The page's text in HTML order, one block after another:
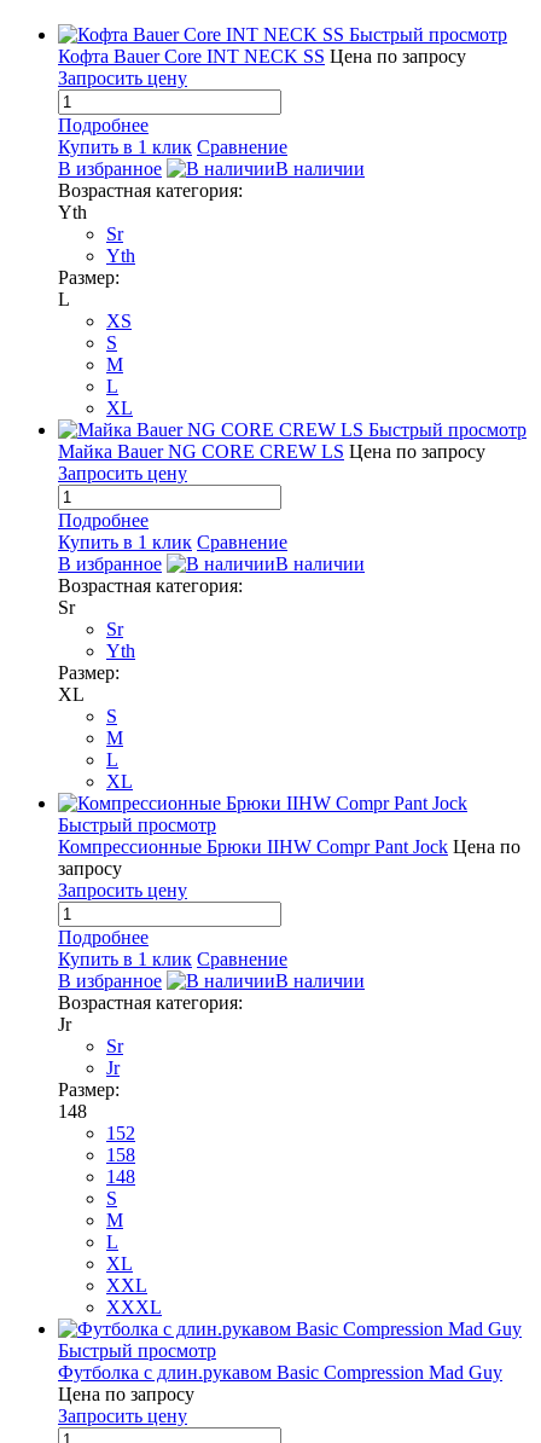
Быстрый просмотр
Кофта Bauer Core INT NECK SS Цена по запросу
Запросить цену
Подробнее
Купить в 1 клик Сравнение
В избранное
В наличии
Возрастная категория:
Yth
Sr
Yth
Размер:
L
XS
S
M
L
XL
Быстрый просмотр
Майка Bauer NG CORE CREW LS Цена по запросу
Запросить цену
Подробнее
Купить в 1 клик Сравнение
В избранное
В наличии
Возрастная категория:
Sr
Sr
Yth
Размер:
XL
S
M
L
XL
Быстрый просмотр
Компрессионные Брюки IIHW Compr Pant Jock Цена по
запросу
Запросить цену
Подробнее
Купить в 1 клик Сравнение
В избранное
В наличии
Возрастная категория:
Jr
Sr
Jr
Размер:
148
152
158
148
S
M
L
XL
XXL
XXXL
Быстрый просмотр
Футболка с длин.рукавом Basic Compression Mad Guy
Цена по запросу
Запросить цену